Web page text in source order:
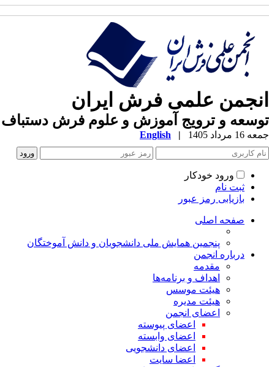
انجمن علمی فرش ایران
توسعه و ترویج آموزش و علوم فرش دستباف
جمعه 16 مرداد 1405 |
English
ورود خودکار
ثبت نام
بازیابی رمز عبور
صفحه اصلی
پنجمین همایش ملی دانشجویان و دانش آموختگان
درباره انجمن
مقدمه
اهداف و برنامه‌ها
هیئت موسس
هیئت مدیره
اعضای انجمن
اعضای پیوسته
اعضای وابسته
اعضای دانشجویی
اعضا سایت